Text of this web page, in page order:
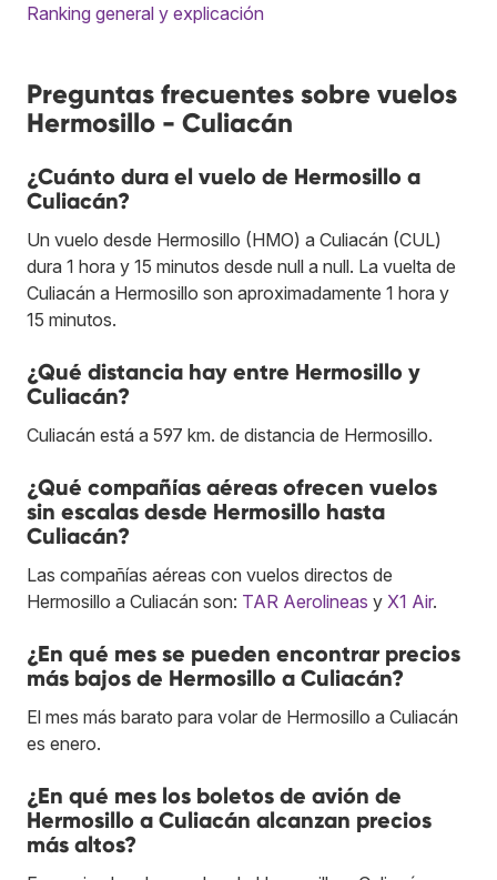
Ranking general y explicación
Preguntas frecuentes sobre vuelos
Hermosillo - Culiacán
¿Cuánto dura el vuelo de Hermosillo a
Culiacán?
Un vuelo desde Hermosillo (HMO) a Culiacán (CUL)
dura 1 hora y 15 minutos desde null a null. La vuelta de
Culiacán a Hermosillo son aproximadamente 1 hora y
15 minutos.
¿Qué distancia hay entre Hermosillo y
Culiacán?
Culiacán está a 597 km. de distancia de Hermosillo.
¿Qué compañías aéreas ofrecen vuelos
sin escalas desde Hermosillo hasta
Culiacán?
Las compañías aéreas con vuelos directos de
Hermosillo a Culiacán son: TAR Aerolineas y X1 Air.
¿En qué mes se pueden encontrar precios
más bajos de Hermosillo a Culiacán?
El mes más barato para volar de Hermosillo a Culiacán
es enero.
¿En qué mes los boletos de avión de
Hermosillo a Culiacán alcanzan precios
más altos?